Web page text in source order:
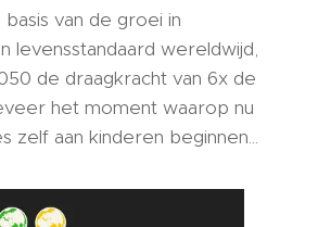
van de groei in
levensstandaard wereldwijd,
de draagkracht van 6x de
het moment waarop nu
zelf aan kinderen beginnen...